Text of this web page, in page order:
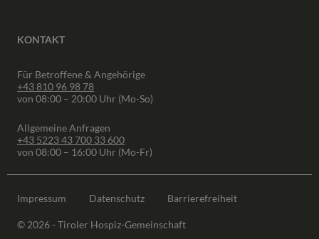
KONTAKT
Für Betroffene & Angehörige
+43 810 96 98 78
von 08:00 – 20:00 Uhr (Mo-So)
Allgemeine Anfragen
+43 5223 43 700 33 600
von 08:00 – 16:00 Uhr (Mo-Fr)
Impressum Datenschutz Barrierefreiheit
© 2026 - Tiroler Hospiz-Gemeinschaft